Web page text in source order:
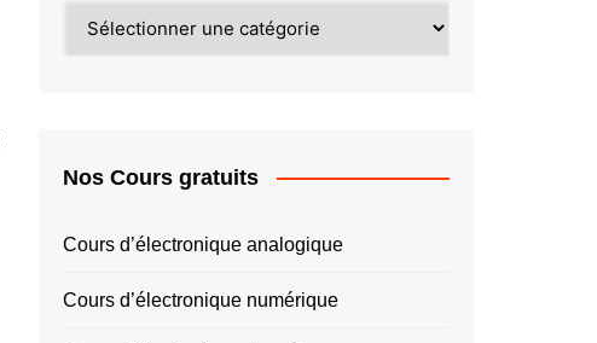
PAYS
Nos Cours gratuits
Cours d’électronique analogique
Cours d’électronique numérique